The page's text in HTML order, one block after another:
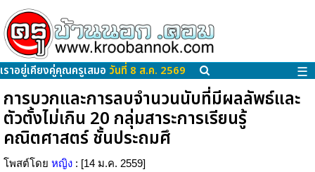
เราอยู่เคียงคู่คุณครูเสมอ วันที่ 8 ส.ค. 2569 ☰
การบวกและการลบจำนวนนับที่มีผลลัพธ์และ
ตัวตั้งไม่เกิน 20 กลุ่มสาระการเรียนรู้
คณิตศาสตร์ ชั้นประถมศึ
โพสต์โดย หญิง : [14 ม.ค. 2559]